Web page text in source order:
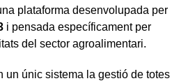
plataforma desenvolupada per
i pensada específicament per
del sector agroalimentari.
un únic sistema la gestió de totes